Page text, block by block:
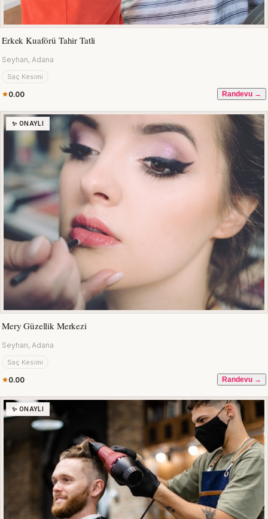
Erkek Kuaförü Tahir Tatli
Seyhan, Adana
Saç Kesimi
0.00 Randevu →
✨ ONAYLI
Mery Güzellik Merkezi
Seyhan, Adana
Saç Kesimi
0.00 Randevu →
✨ ONAYLI